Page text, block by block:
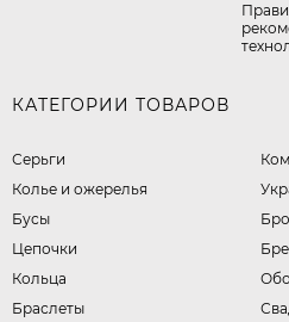
КАТЕГОРИИ ТОВАРОВ
Серьги
Колье и ожерелья
Бусы
Цепочки
Кольца
Браслеты